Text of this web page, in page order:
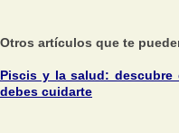
Otros artículos que te
Piscis y la salud: descubre
debes cuidarte